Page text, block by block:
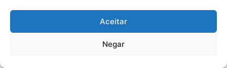
Aceitar
Negar